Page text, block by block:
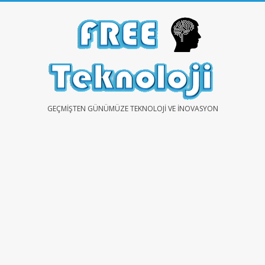
FREEGEÇMIŞTEN GÜNÜMÜZE TEKNOLOJI VE İNOVASYON